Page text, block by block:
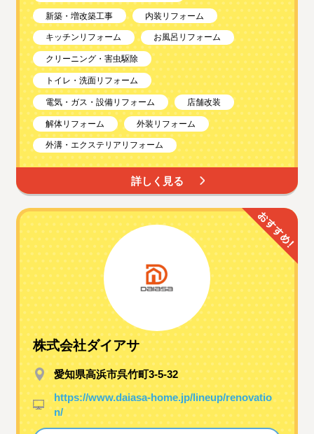
新築・増改築工事 内装リフォーム
キッチンリフォーム お風呂リフォーム
クリーニング・害虫駆除
トイレ・洗面リフォーム
電気・ガス・設備リフォーム 店舗改装
解体リフォーム 外装リフォーム
外溝・エクステリアリフォーム
詳しく見る
株式会社ダイアサ
愛知県高浜市呉竹町3-5-32
https://www.daiasa-home.jp/lineup/renovatio
n/